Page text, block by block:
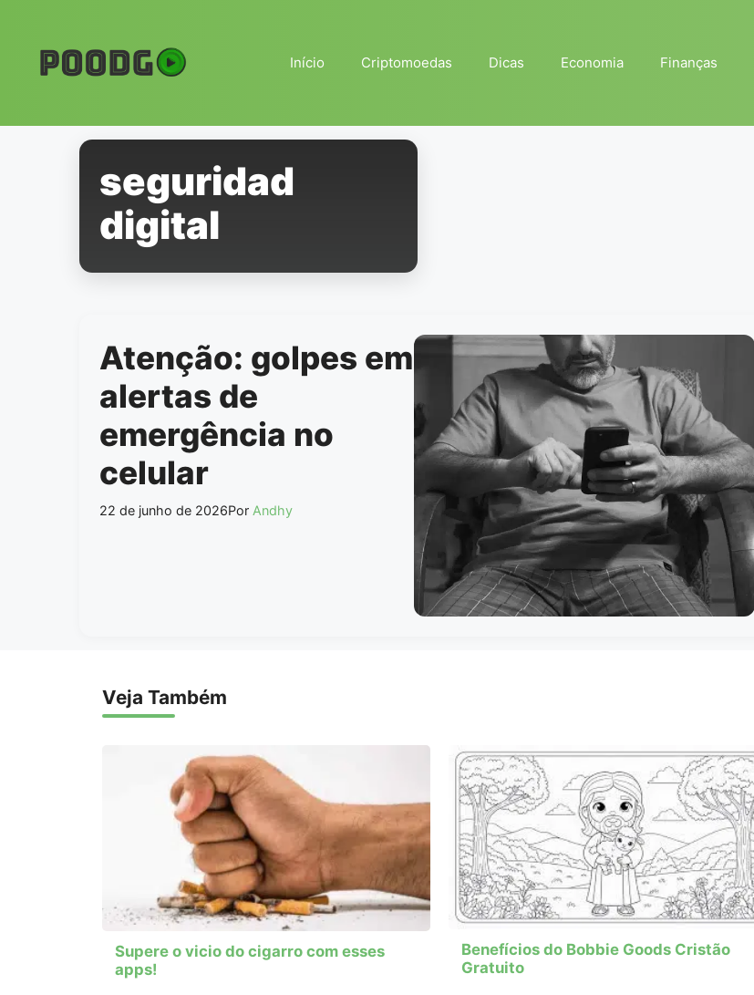
conteúdo
Início Criptomoedas Dicas Economia Finanças
seguridad
digital
Atenção: golpes em
alertas de
emergência no
celular
22 de junho de 2026Por Andhy
Veja Também
Supere o vicio do cigarro com esses
apps!
Benefícios do Bobbie Goods Cristão
Gratuito